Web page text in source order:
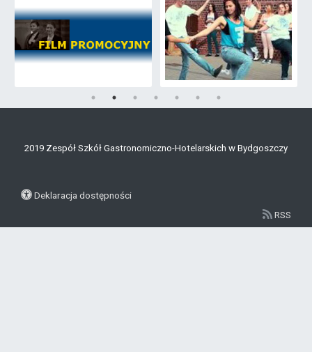
2019 Zespół Szkół Gastronomiczno-Hotelarskich w Bydgoszczy
Deklaracja dostępności
RSS